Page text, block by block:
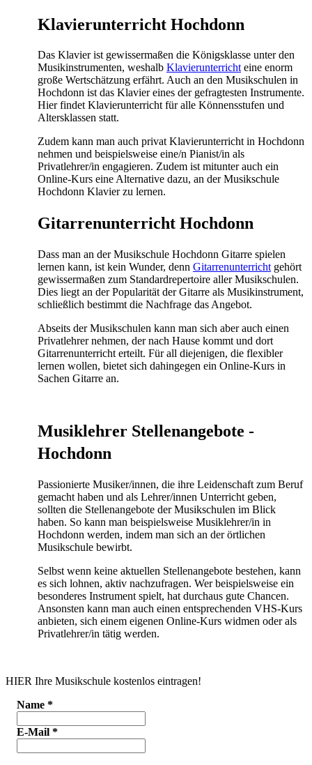
Klavierunterricht Hochdonn
Das Klavier ist gewissermaßen die Königsklasse unter den
Musikinstrumenten, weshalb Klavierunterrichteine enorm
große Wertschätzung erfährt. Auch an den Musikschulen in
Hochdonn ist das Klavier eines der gefragtesten Instrumente.
Hier findet Klavierunterricht für alle Könnensstufen und
Altersklassen statt.
Zudem kann man auch privat Klavierunterricht in Hochdonn
nehmen und beispielsweise eine/n Pianist/in als
Privatlehrer/in engagieren. Zudem ist mitunter auch ein
Online-Kurs eine Alternative dazu, an der Musikschule
Hochdonn Klavier zu lernen.
Gitarrenunterricht Hochdonn
Dass man an der Musikschule Hochdonn Gitarre spielen
lernen kann, ist kein Wunder, denn Gitarrenunterricht gehört
gewissermaßen zum Standardrepertoire aller Musikschulen.
Dies liegt an der Popularität der Gitarre als Musikinstrument,
schließlich bestimmt die Nachfrage das Angebot.
Abseits der Musikschulen kann man sich aber auch einen
Privatlehrer nehmen, der nach Hause kommt und dort
Gitarrenunterricht erteilt. Für all diejenigen, die flexibler
lernen wollen, bietet sich dahingegen ein Online-Kurs in
Sachen Gitarre an.
Musiklehrer Stellenangebote -
Hochdonn
Passionierte Musiker/innen, die ihre Leidenschaft zum Beruf
gemacht haben und als Lehrer/innen Unterricht geben,
sollten die Stellenangebote der Musikschulen im Blick
haben. So kann man beispielsweise Musiklehrer/in in
Hochdonn werden, indem man sich an der örtlichen
Musikschule bewirbt.
Selbst wenn keine aktuellen Stellenangebote bestehen, kann
es sich lohnen, aktiv nachzufragen. Wer beispielsweise ein
besonderes Instrument spielt, hat durchaus gute Chancen.
Ansonsten kann man auch einen entsprechenden VHS-Kurs
anbieten, sich einem eigenen Online-Kurs widmen oder als
Privatlehrer/in tätig werden.
HIER Ihre Musikschule kostenlos eintragen!
Name *
E-Mail *